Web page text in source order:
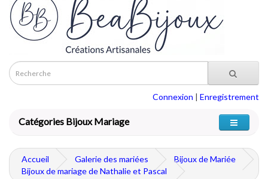
Connexion | Enregistrement
Catégories Bijoux Mariage
Accueil Galerie des mariées
Bijoux de Mariée
Bijoux de mariage de Nathalie et Pascal